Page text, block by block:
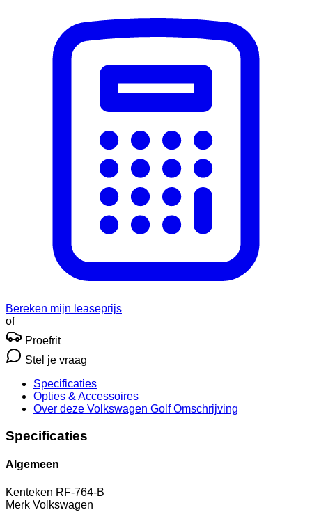
Bereken mijn leaseprijs
of
Proefrit
Stel je vraag
Specificaties
Opties & Accessoires
Over deze Volkswagen Golf Omschrijving
Specificaties
Algemeen
Kenteken RF-764-B
Merk Volkswagen